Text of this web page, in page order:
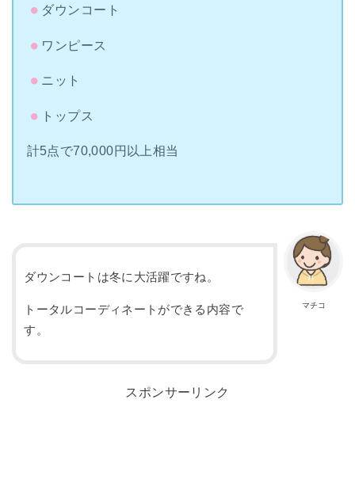
ダウンコート
ワンピース
ニット
トップス
計5点で70,000円以上相当
マチコ
ダウンコートは冬に大活躍ですね。
トータルコーディネートができる内容で
す。
スポンサーリンク